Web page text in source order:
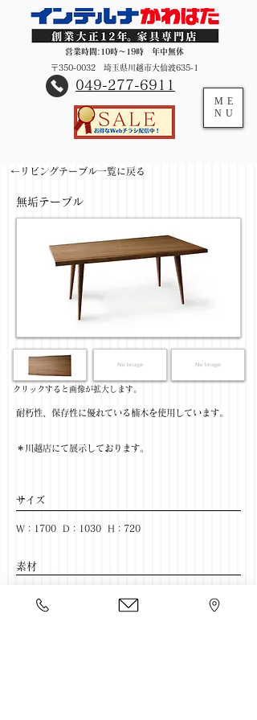
営業時間:10時～19時 年中無休
〒350-0032 埼玉県川越市大仙波635-1
​049-277-6911
ME
NU
←リビングテーブル一覧に戻る
無垢テーブル
​クリックすると画像が拡大します。
耐朽性、保存性に優れている楠木を使用しています。
＊川越店にて展示しております。
サイズ
W：1700 D：1030 H：720
​素材
ハギ枚数：2枚